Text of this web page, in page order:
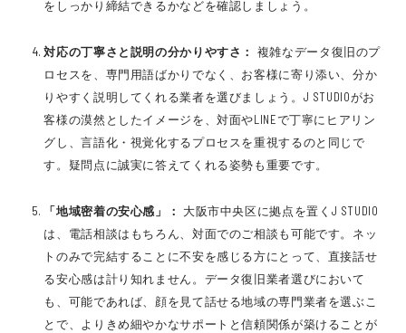
をしっかり締結できるかなどを確認しましょう。
対応の丁寧さと説明の分かりやすさ：
複雑なデータ復旧のプ
ロセスを、専門用語ばかりでなく、お客様に寄り添い、分か
りやすく説明してくれる業者を選びましょう。J STUDIOがお
客様の漠然としたイメージを、対面やLINEで丁寧にヒアリン
グし、言語化・視覚化するプロセスを重視するのと同じで
す。疑問点に誠実に答えてくれる姿勢も重要です。
「地域密着の安心感」：
大阪市中央区に拠点を置くJ STUDIO
は、電話相談はもちろん、対面でのご相談も可能です。ネッ
トのみで完結することに不安を感じる方にとって、直接話せ
る安心感は計り知れません。データ復旧業者選びにおいて
も、可能であれば、顔を見て話せる地域の専門業者を選ぶこ
とで、よりきめ細やかなサポートと信頼関係が築けることが